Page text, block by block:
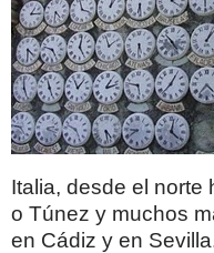
Italia, desde el norte
o Túnez y muchos
en Cádiz y en